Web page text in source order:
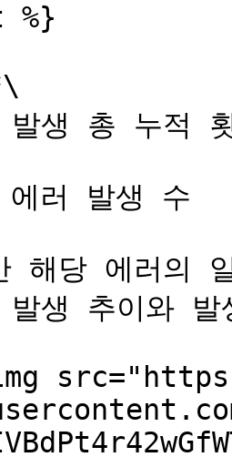
%}
발생 총 누적
러 발생 수
해당 에러의
발생 추이와